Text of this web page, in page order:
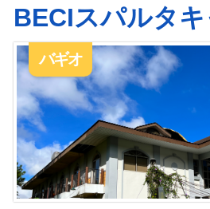
BECIスパルタ
バギオ